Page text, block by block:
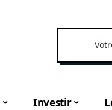
Investir